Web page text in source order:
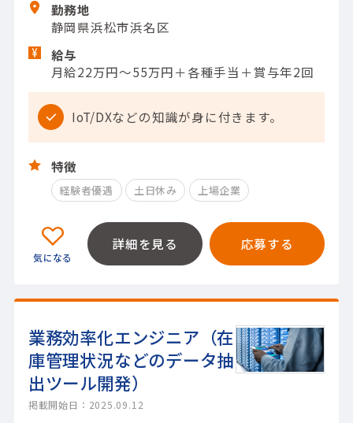
勤務地
静岡県浜松市浜名区
給与
月給22万円～55万円＋各種手当＋賞与年2回
IoT/DXなどの知識が身に付きます。
特徴
経験者優遇 土日休み 上場企業
詳細を見る 応募する
業務効率化エンジニア（在
庫管理状況などのデータ抽
出ツール開発）
掲載開始日：2025.09.12